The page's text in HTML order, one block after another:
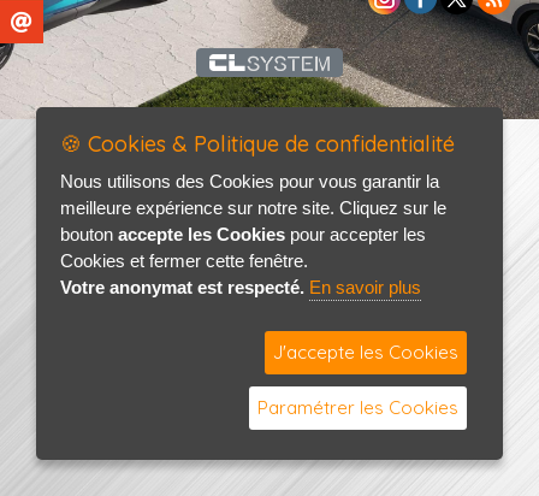
🍪 Cookies & Politique de confidentialité
Nous utilisons des Cookies pour vous garantir la
meilleure expérience sur notre site. Cliquez sur le
bouton accepte les Cookies pour accepter les
Cookies et fermer cette fenêtre.
Votre anonymat est respecté. En savoir plus
J'accepte les Cookies
Paramétrer les Cookies